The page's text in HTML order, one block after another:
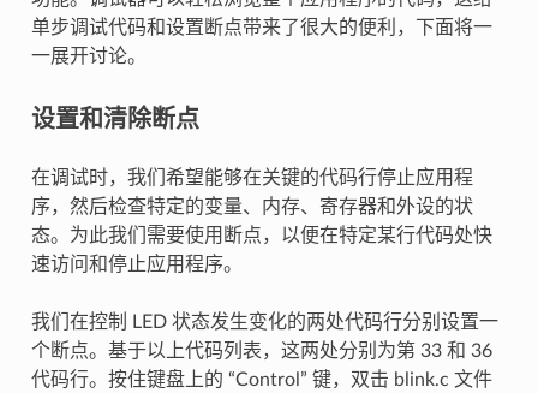
单步调试代码和设置断点带来了很大的便利，下面将一
一展开讨论。
设置和清除断点
在调试时，我们希望能够在关键的代码行停止应用程
序，然后检查特定的变量、内存、寄存器和外设的状
态。为此我们需要使用断点，以便在特定某行代码处快
速访问和停止应用程序。
我们在控制 LED 状态发生变化的两处代码行分别设置一
个断点。基于以上代码列表，这两处分别为第 33 和 36
代码行。按住键盘上的 “Control” 键，双击 blink.c 文件